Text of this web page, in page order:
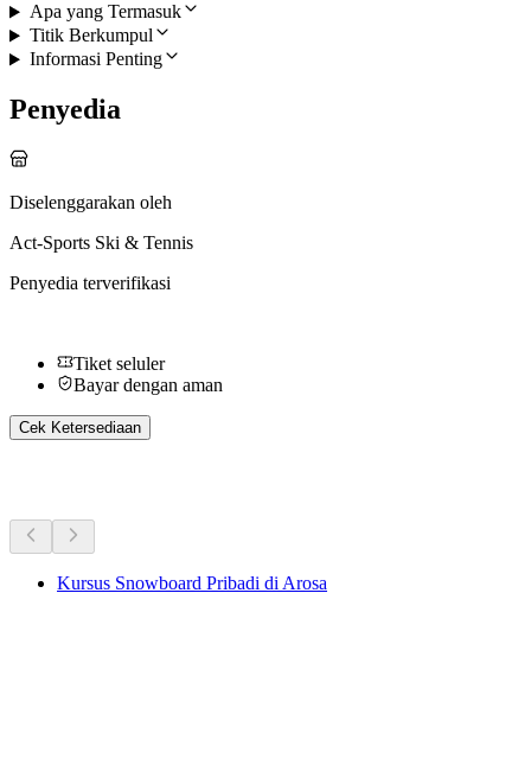
Apa yang Termasuk
Titik Berkumpul
Informasi Penting
Penyedia
Diselenggarakan oleh
Act-Sports Ski & Tennis
Penyedia terverifikasi
Tiket seluler
Bayar dengan aman
Cek Ketersediaan
Kursus Snowboard Pribadi di Arosa